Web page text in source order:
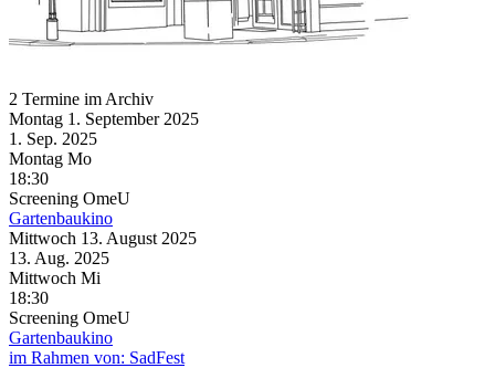
2 Termine im Archiv
Montag 1. September 2025
1. Sep. 2025
Montag Mo
18:30
Screening OmeU
Gartenbaukino
Mittwoch 13. August 2025
13. Aug. 2025
Mittwoch Mi
18:30
Screening OmeU
Gartenbaukino
im Rahmen von: SadFest